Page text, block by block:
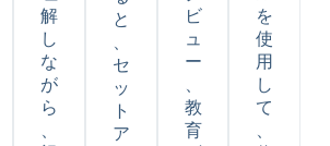
解
し
な
が
ら
と
セ
ッ
ト
ア
ビ
ュ
ー
教
育
を
使
用
し
て